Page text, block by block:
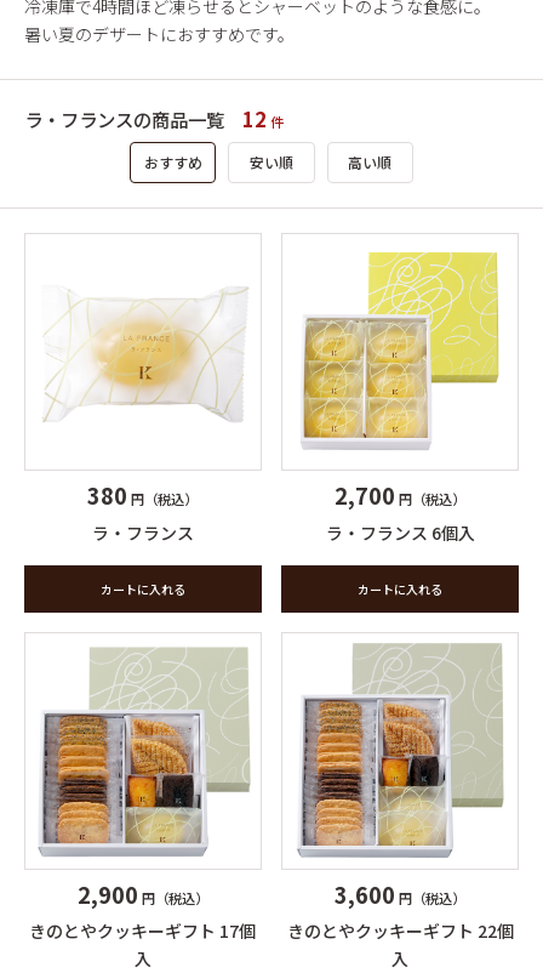
冷凍庫で4時間ほど凍らせるとシャーベットのような食感に。
暑い夏のデザートにおすすめです。
ラ・フランスの商品一覧 12 件
おすすめ 安い順 高い順
380 円（税込）
ラ・フランス
カートに入れる
2,700 円（税込）
ラ・フランス 6個入
カートに入れる
2,900 円（税込）
きのとやクッキーギフト 17個
入
3,600 円（税込）
きのとやクッキーギフト 22個
入